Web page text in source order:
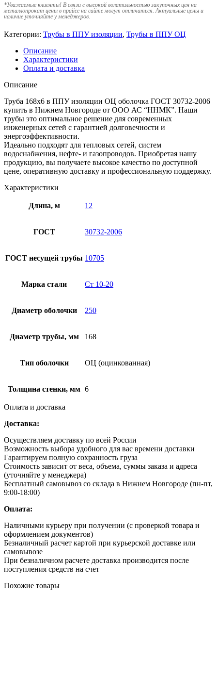
*Уважаемые клиенты! В связи с высокой волатильностью закупочных цен на
металлопрокат цены в прайсе на сайте могут отличаться. Актуальные цены и
наличие уточняйте у менеджеров.
Категории: Трубы в ППУ изоляции, Трубы в ППУ ОЦ
Описание
Характеристики
Оплата и доставка
Описание
Труба 168х6 в ППУ изоляции ОЦ оболочка ГОСТ 30732-2006
купить в Нижнем Новгороде от ООО АС “ННМК”. Наши
трубы это оптимальное решение для современных
инженерных сетей с гарантией долговечности и
энергоэффективности.
Идеально подходят для тепловых сетей, систем
водоснабжения, нефте- и газопроводов. Приобретая нашу
продукцию, вы получаете высокое качество по доступной
цене, оперативную доставку и профессиональную поддержку.
Характеристики
Длина, м 12
ГОСТ 30732-2006
ГОСТ несущей трубы 10705
Марка стали Ст 10-20
Диаметр оболочки 250
Диаметр трубы, мм 168
Тип оболочки ОЦ (оцинкованная)
Толщина стенки, мм 6
Оплата и доставка
Доставка:
Осуществляем доставку по всей России
Возможность выбора удобного для вас времени доставки
Гарантируем полную сохранность груза
Стоимость зависит от веса, объема, суммы заказа и адреса
(уточняйте у менеджера)
Бесплатный самовывоз со склада в Нижнем Новгороде (пн-пт,
9:00-18:00)
Оплата:
Наличными курьеру при получении (с проверкой товара и
оформлением документов)
Безналичный расчет картой при курьерской доставке или
самовывозе
При безналичном расчете доставка производится после
поступления средств на счет
Похожие товары